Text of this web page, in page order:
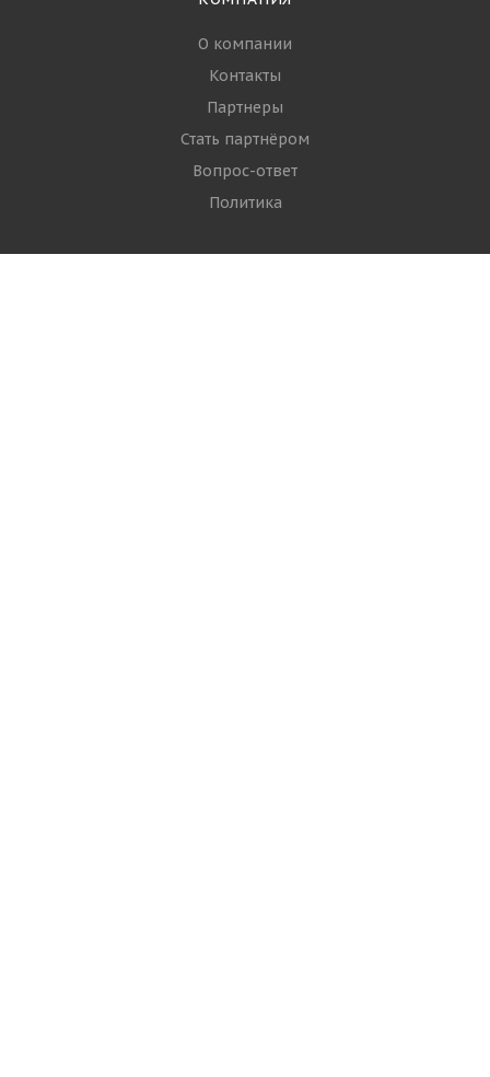
О компании
Контакты
Партнеры
Стать партнёром
Вопрос-ответ
Политика